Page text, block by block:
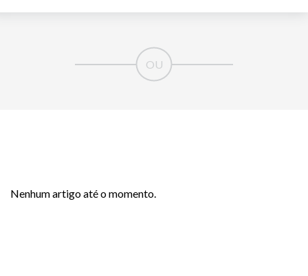
Nenhum artigo até o momento.